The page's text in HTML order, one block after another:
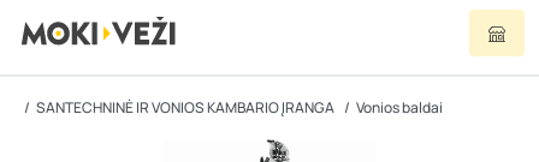
SANTECHNINĖ IR VONIOS KAMBARIO ĮRANGA Vonios baldai